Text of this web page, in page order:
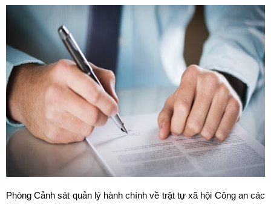
Phòng Cảnh sát quản lý hành chính về trật tự xã hội Công an các